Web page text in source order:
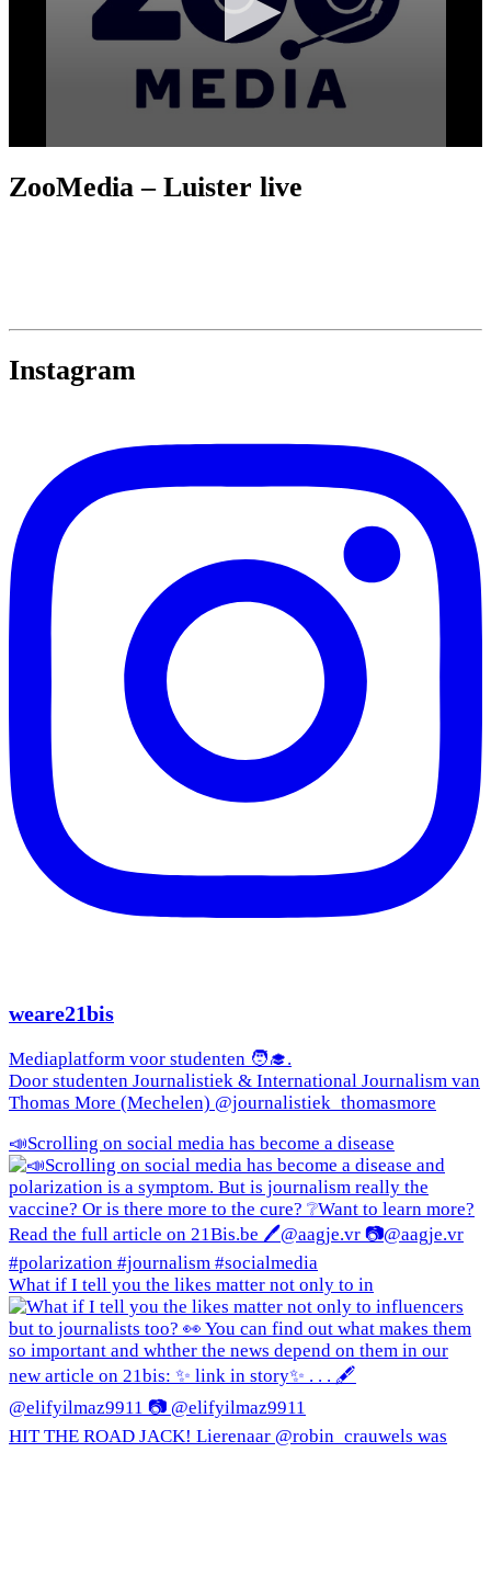
ZooMedia – Luister live
Instagram
weare21bis
Mediaplatform voor studenten 🧑‍🎓.
Door studenten Journalistiek & International Journalism van
Thomas More (Mechelen) @journalistiek_thomasmore
📣Scrolling on social media has become a disease
What if I tell you the likes matter not only to in
HIT THE ROAD JACK! Lierenaar @robin_crauwels was